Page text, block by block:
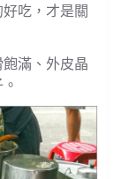
吃，才是關
滿、外皮晶